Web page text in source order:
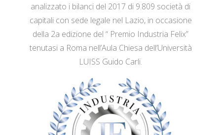
analizzato i bilanci del 2017 di 9.809 società di
capitali con sede legale nel Lazio, in occasione
della 2a edizione del “ Premio Industria Felix”
tenutasi a Roma nell’Aula Chiesa dell’Università
LUISS Guido Carli.